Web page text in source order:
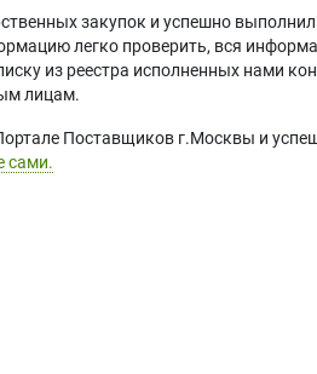
закупок и успешно
легко проверить, вся
из реестра исполненных нами
лицам.
Поставщиков г.Москвы и
сами.